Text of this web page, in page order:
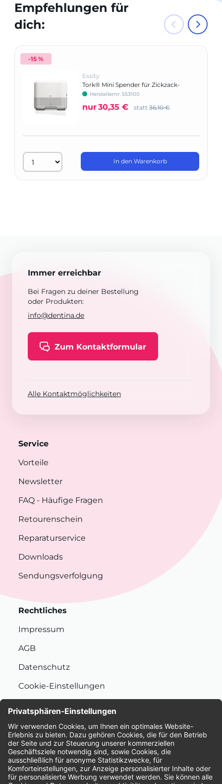
Empfehlungen für
dich:
-15 %
Essity
Tork® Mini Spender für Zickzack-
Handtücher
Herstellernr: 553100
nur30,35 € statt 36,10 €
In den Warenkorb
Immer erreichbar
Bei Fragen zu deiner Bestellung
oder Produkten:
info@dentina.de
Zum Kontaktformular
Alle Kontaktmöglichkeiten
Service
Vorteile
Newsletter
FAQ - Häufige Fragen
Retourenschein
Reparaturservice
Downloads
Sendungsverfolgung
Rechtliches
Impressum
AGB
Datenschutz
Cookie-Einstellungen
Bewertungen